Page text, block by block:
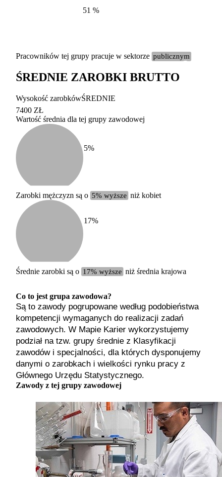
Etykieta
duży
100-200 tysięcy
51 %
Pracowników tej grupy pracuje w sektorze publicznym
ŚREDNIE ZAROBKI BRUTTO
średnie
Wysokość zarobkówŚREDNIE
7400 ZŁ
Wartość średnia dla tej grupy zawodowej
5%
Zarobki mężczyzn są o 5% wyższe niż kobiet
17%
Średnie zarobki są o 17% wyższe niż średnia krajowa
Co to jest grupa zawodowa?
Są to zawody pogrupowane według podobieństwa
kompetencji wymaganych do realizacji zadań
zawodowych. W Mapie Karier wykorzystujemy
podział na tzw. grupy średnie z Klasyfikacji
zawodów i specjalności, dla których dysponujemy
danymi o zarobkach i wielkości rynku pracy z
Głównego Urzędu Statystycznego.
Zawody z tej grupy zawodowej